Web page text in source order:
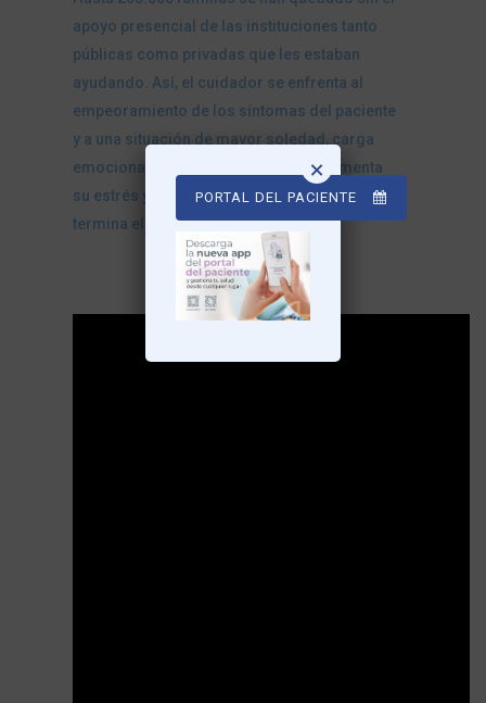
apoyo presencial de las instituciones tanto
públicas como privadas que les estaban
ayudando. Así, el cuidador se enfrenta al
empeoramiento de los síntomas del paciente
y a una situación de mayor soledad, carga
emocional y de trabajo, con lo que aumenta
su estrés y la calidad de sus cuidados”,
termina el doctor Muinelo.
PORTAL DEL PACIENTE
×